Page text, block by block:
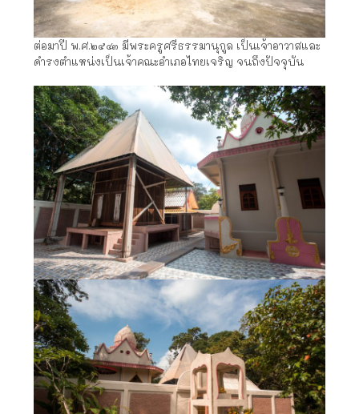
ต่อมาปี พ.ศ.๒๕๔๓ มีพระครูศรีธรรมานุกูล เป็นเจ้าอาวาสและ
ดำรงตำแหน่งเป็นเจ้าคณะอำเภอไทยเจริญ จนถึงปัจจุบัน